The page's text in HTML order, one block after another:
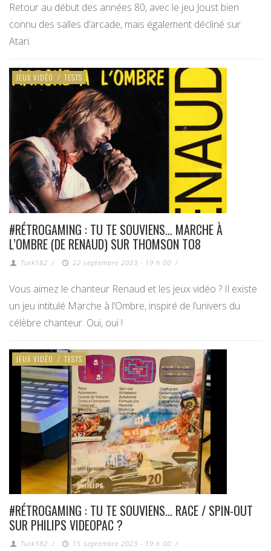
Retour au début des années 80, avec le jeu Joust bien
connu des salles d’arcade, mais également décliné sur
Atari.
JEUX VIDÉO / TESTS
#RÉTROGAMING : TU TE SOUVIENS… MARCHE À
L’OMBRE (DE RENAUD) SUR THOMSON TO8
Turk182 / 22 septembre 2023 - 19 h 00 /
Vous aimez le chanteur Renaud et les jeux vidéo ? Il existe
un jeu intitulé Marche à l’Ombre, inspiré de l’univers du
célèbre chanteur. Oui, oui !
JEUX VIDÉO / TESTS
#RÉTROGAMING : TU TE SOUVIENS… RACE / SPIN-OUT
SUR PHILIPS VIDEOPAC ?
Turk182 / 15 septembre 2023 - 19 h 00 /